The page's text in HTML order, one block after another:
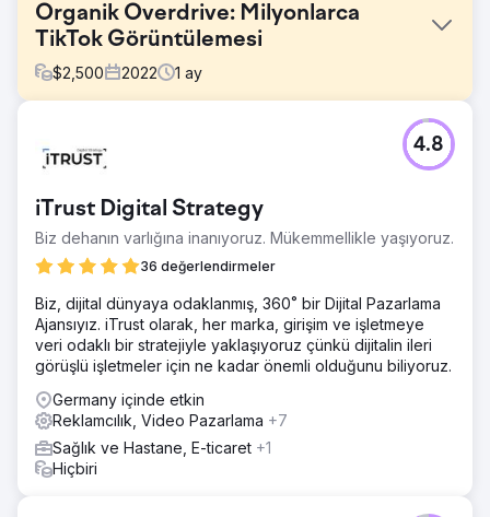
Organik Overdrive: Milyonlarca
TikTok Görüntülemesi
$2,500 2022 1 ay
Müşterinin hedefi açıktı: yaz boyunca 50 yeni müşteri
kazanmak. İçerik oluşturma konusunda mükemmel
etmek için doğru taktikleri uygulama konusunda yardıma
ihtiyacı vardı.
Çözüm
stratejilerini uygulama konusundaki uzmanlığımızla
birleştirdik. Bu çok büyük bir başarıydı; Analitiklere
yaptığımız derinlemesine inceleme, harika içeriğinin hak
ettiği ilgiyi görmesi için tam olarak ne yapmamız
gerektiğini ortaya çıkardı.
Sonuç
Kampanya o kadar büyük bir başarıydı ki, onu erken
durdurmak zorunda kaldık. Müşteri, tek seferde
iTrust Digital Strategy
Biz dehanın varlığına inanıyoruz. Mükemmellikle yaşıyoruz.
36 değerlendirmeler
4.8
Biz, dijital dünyaya odaklanmış, 360˚ bir Dijital Pazarlama
Ajansıyız. iTrust olarak, her marka, girişim ve işletmeye
veri odaklı bir stratejiyle yaklaşıyoruz çünkü dijitalin ileri
görüşlü işletmeler için ne kadar önemli olduğunu biliyoruz.
Germany içinde etkin
Reklamcılık, Video Pazarlama +7
Sağlık ve Hastane, E-ticaret +1
Hiçbiri